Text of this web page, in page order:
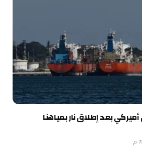
زورق أميركي بعد إطلاق نار بمياهنا